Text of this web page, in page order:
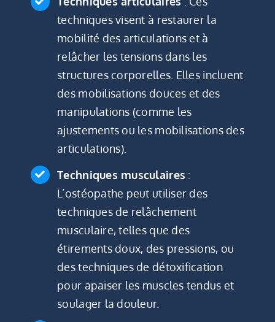
techniques visent à restaurer la
mobilité des articulations et à
relâcher les tensions dans les
structures corporelles. Elles incluent
des mobilisations douces et des
manipulations (comme les
ajustements ou les mobilisations des
articulations).
Techniques musculaires :
L’ostéopathe peut utiliser des
techniques de relâchement
musculaire, telles que des
étirements doux, des pressions, ou
des techniques de détoxification
pour apaiser les muscles tendus et
soulager la douleur.